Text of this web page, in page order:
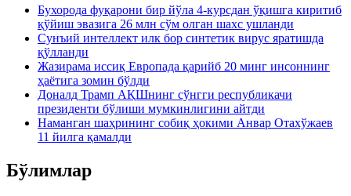
Бухорода фуқарони бир йўла 4-курсдан ўқишга киритиб
қўйиш эвазига 26 млн сўм олган шахс ушланди
Сунъий интеллект илк бор синтетик вирус яратишда
қўлланди
Жазирама иссиқ Европада қарийб 20 минг инсоннинг
ҳаётига зомин бўлди
Доналд Трамп АҚШнинг сўнгги республикачи
президенти бўлиши мумкинлигини айтди
Наманган шаҳрининг собиқ ҳокими Анвар Отахўжаев
11 йилга қамалди
Бўлимлар